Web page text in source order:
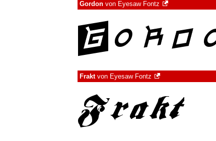
Gordon von Eyesaw Fontz
Fraktvon Eyesaw Fontz